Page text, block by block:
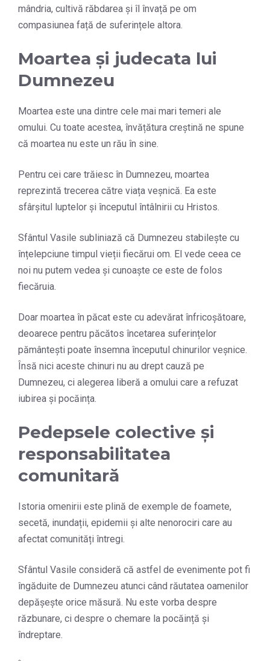
mândria, cultivă răbdarea și îl învață pe om
compasiunea față de suferințele altora.
Moartea și judecata lui
Dumnezeu
Moartea este una dintre cele mai mari temeri ale
omului. Cu toate acestea, învățătura creștină ne spune
că moartea nu este un rău în sine.
Pentru cei care trăiesc în Dumnezeu, moartea
reprezintă trecerea către viața veșnică. Ea este
sfârșitul luptelor și începutul întâlnirii cu Hristos.
Sfântul Vasile subliniază că Dumnezeu stabilește cu
înțelepciune timpul vieții fiecărui om. El vede ceea ce
noi nu putem vedea și cunoaște ce este de folos
fiecăruia.
Doar moartea în păcat este cu adevărat înfricoșătoare,
deoarece pentru păcătos încetarea suferințelor
pământești poate însemna începutul chinurilor veșnice.
Însă nici aceste chinuri nu au drept cauză pe
Dumnezeu, ci alegerea liberă a omului care a refuzat
iubirea și pocăința.
Pedepsele colective și
responsabilitatea
comunitară
Istoria omenirii este plină de exemple de foamete,
secetă, inundații, epidemii și alte nenorociri care au
afectat comunități întregi.
Sfântul Vasile consideră că astfel de evenimente pot fi
îngăduite de Dumnezeu atunci când răutatea oamenilor
depășește orice măsură. Nu este vorba despre
răzbunare, ci despre o chemare la pocăință și
îndreptare.